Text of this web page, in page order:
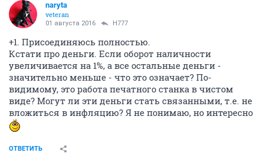
naryta
veteran
01 августа 2016 H777
+1. Присоединяюсь полностью.
Кстати про деньги. Если оборот наличности
увеличивается на 1%, а все остальные деньги -
значительно меньше - что это означает? По-
видимому, это работа печатного станка в чистом
виде? Могут ли эти деньги стать связанными, т.е. не
вложиться в инфляцию? Я не понимаю, но интересно
ОТВЕТИТЬ